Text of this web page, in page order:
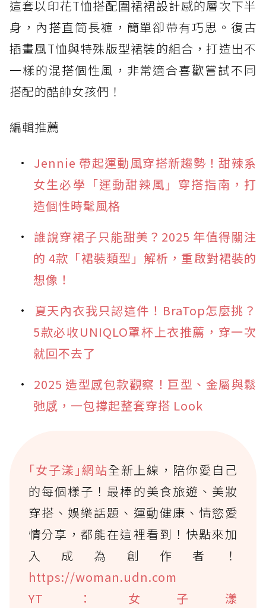
這套以印花T恤搭配圍裙裙設計感的層次下半
身，內搭直筒長褲，簡單卻帶有巧思。復古
插畫風T恤與特殊版型裙裝的組合，打造出不
一樣的混搭個性風，非常適合喜歡嘗試不同
搭配的酷帥女孩們！
編輯推薦
Jennie 帶起運動風穿搭新趨勢！甜辣系
女生必學「運動甜辣風」穿搭指南，打
造個性時髦風格
誰說穿裙子只能甜美？2025 年值得關注
的 4款「裙裝類型」解析，重啟對裙裝的
想像！
夏天內衣我只認這件！BraTop怎麼挑？
5款必收UNIQLO罩杯上衣推薦，穿一次
就回不去了
2025 造型感包款觀察！巨型、金屬與鬆
弛感，一包撐起整套穿搭 Look
｢女子漾｣網站全新上線，陪你愛自己
的每個樣子！最棒的美食旅遊、美妝
穿搭、娛樂話題、運動健康、情慾愛
情分享，都能在這裡看到！快點來加
入成為創作者！
https://woman.udn.com
YT：女子漾